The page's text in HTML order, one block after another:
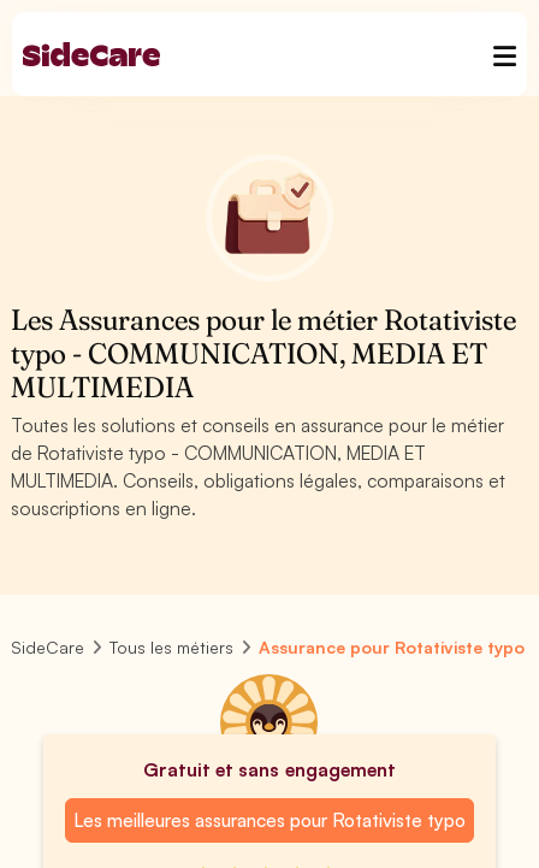
Les Assurances pour le métier Rotativiste
typo - COMMUNICATION, MEDIA ET
MULTIMEDIA
Toutes les solutions et conseils en assurance pour le métier
de Rotativiste typo - COMMUNICATION, MEDIA ET
MULTIMEDIA. Conseils, obligations légales, comparaisons et
souscriptions en ligne.
SideCare Tous les métiers Assurance pour Rotativiste typo
Gratuit et sans engagement
Les meilleures assurances pour Rotativiste typo